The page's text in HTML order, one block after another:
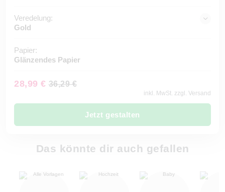
Veredelung:
Gold
Papier:
Glänzendes Papier
28,99 € 36,29 €
inkl. MwSt. zzgl. Versand
Jetzt gestalten
Das könnte dir auch gefallen